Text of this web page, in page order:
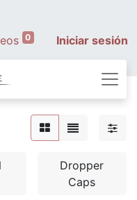
0 Iniciar sesión
Dropper
Caps